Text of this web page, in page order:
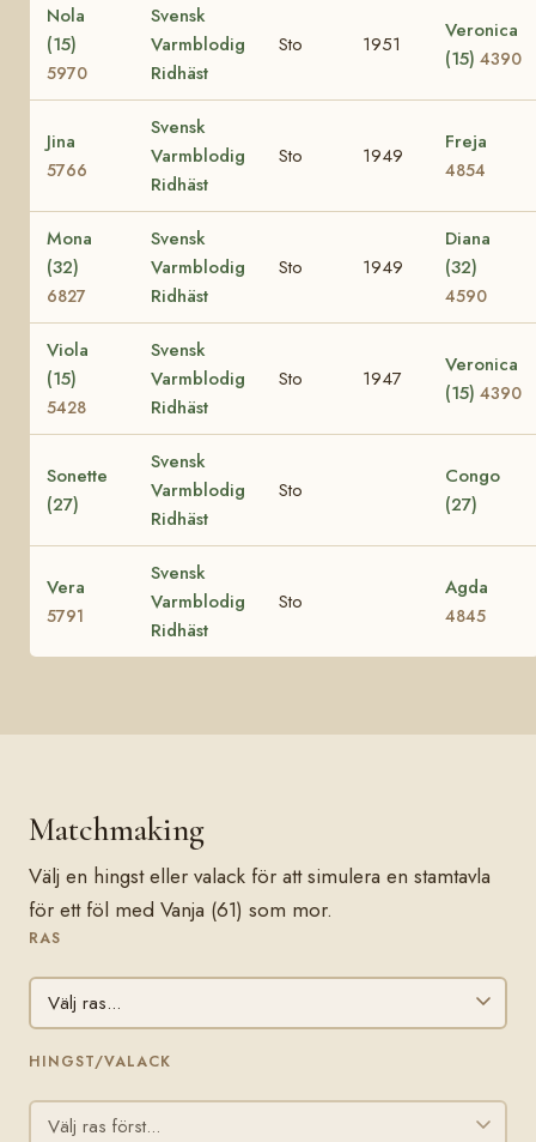
Nola
(15)
5970
Svensk
Varmblodig
Ridhäst
Sto 1951
Veronica
(15) 4390
Jina
5766
Svensk
Varmblodig
Ridhäst
Sto 1949
Freja
4854
Mona
(32)
6827
Svensk
Varmblodig
Ridhäst
Sto 1949
Diana
(32)
4590
Viola
(15)
5428
Svensk
Varmblodig
Ridhäst
Sto 1947
Veronica
(15) 4390
Sonette
(27)
Svensk
Varmblodig
Ridhäst
Sto
Congo
(27)
Vera
5791
Svensk
Varmblodig
Ridhäst
Sto
Agda
4845
Matchmaking
Välj en hingst eller valack för att simulera en stamtavla
för ett föl med Vanja (61) som mor.
RAS
HINGST/VALACK